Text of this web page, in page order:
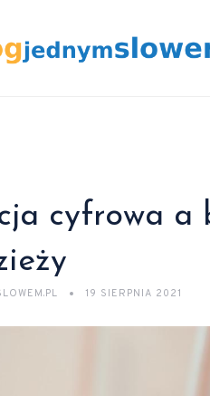
cyfrowa a
19 SIERPNIA 2021